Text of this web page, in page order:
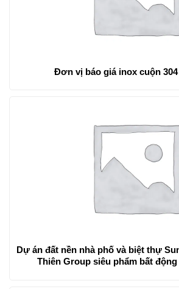
Đơn vị báo giá inox cuộn
Dự án đất nền nhà phố và biệt thự
Thiên Group siêu phẩm bất